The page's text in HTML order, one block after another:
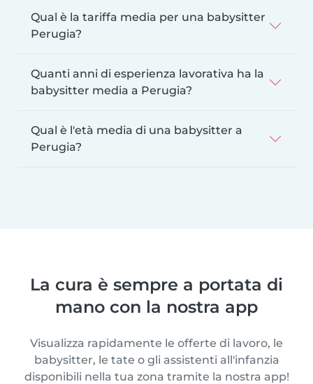
Qual è la tariffa media per una babysitter
Perugia?
Quanti anni di esperienza lavorativa ha la
babysitter media a Perugia?
Qual è l'età media di una babysitter a
Perugia?
La cura è sempre a portata di
mano con la nostra app
Visualizza rapidamente le offerte di lavoro, le
babysitter, le tate o gli assistenti all'infanzia
disponibili nella tua zona tramite la nostra app!